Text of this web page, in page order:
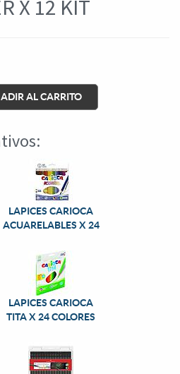
X 12 KIT
AL CARRITO
LAPICES CARIOCA
ACUARELABLES X 24
LAPICES CARIOCA
TITA X 24 COLORES